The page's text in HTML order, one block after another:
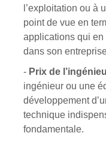
l’exploitation ou à
point de vue en
applications qui en
dans son
-Prix de
ingénieur ou une
développement
technique
fondamentale.